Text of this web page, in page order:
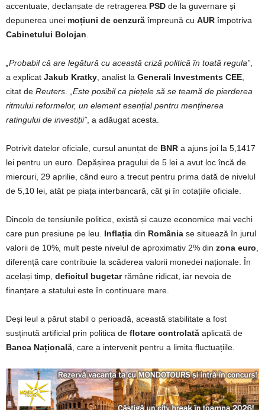
accentuate, declanșate de retragerea PSD de la guvernare și
depunerea unei moțiuni de cenzură împreună cu AUR împotriva
Cabinetului Bolojan
„Probabil că are legătură cu această criză politică în toată regula”
a explicat Jakub Kratky , analist la Generali Investments CEE
citat de Reuters
„Este posibil ca piețele să se teamă de pierderea
ritmului reformelor, un element esențial pentru menținerea
ratingului de investiții” , a adăugat acesta.
Potrivit datelor oficiale, cursul anunțat de BNR a ajuns joi la 5,1417
lei pentru un euro. Depășirea pragului de 5 lei a avut loc încă de
miercuri, 29 aprilie, când euro a trecut pentru prima dată de nivelul
de 5,10 lei, atât pe piața interbancară, cât și în cotațiile oficiale.
Dincolo de tensiunile politice, există și cauze economice mai vechi
care pun presiune pe leu. Inflația din România se situează în jurul
valorii de 10%, mult peste nivelul de aproximativ 2% din zona euro
diferență care contribuie la scăderea valorii monedei naționale. În
același timp, deficitul bugetarrămâne ridicat, iar nevoia de
finanțare a statului este în continuare mare.
Deși leul a părut stabil o perioadă, această stabilitate a fost
susținută artificial prin politica de flotare controlată aplicată de
Banca Națională , care a intervenit pentru a limita fluctuațiile.